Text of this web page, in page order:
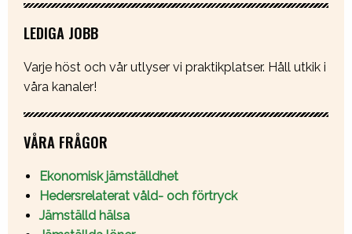
LEDIGA JOBB
Varje höst och vår utlyser vi praktikplatser. Håll utkik i
våra kanaler!
VÅRA FRÅGOR
Ekonomisk jämställdhet
Hedersrelaterat våld- och förtryck
Jämställd hälsa